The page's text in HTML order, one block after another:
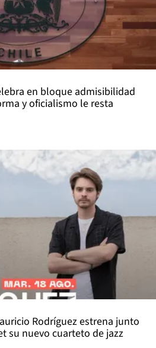
en bloque admisibilidad
y oficialismo le resta
Rodríguez estrena junto
su nuevo cuarteto de jazz